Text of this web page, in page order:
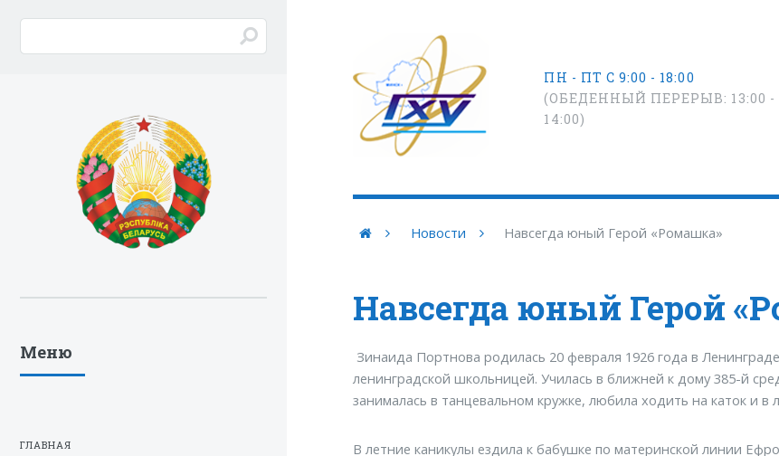
ПН - ПТ С 9:00 - 18:00
(ОБЕДЕННЫЙ ПЕРЕРЫВ: 13:00 -
14:00)
Новости Навсегда юный Герой «Ромашка»
Навсегда юный Герой
Зинаида Портнова родилась 20 февраля 1926 года в
ленинградской школьницей. Училась в ближней к дому 385-й
занималась в танцевальном кружке, любила ходить на каток и
В летние каникулы ездила к бабушке по материнской линии
Меню
ГЛАВНАЯ